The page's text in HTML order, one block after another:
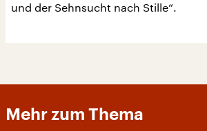
und der Sehnsucht nach Stille“.
Mehr zum Thema